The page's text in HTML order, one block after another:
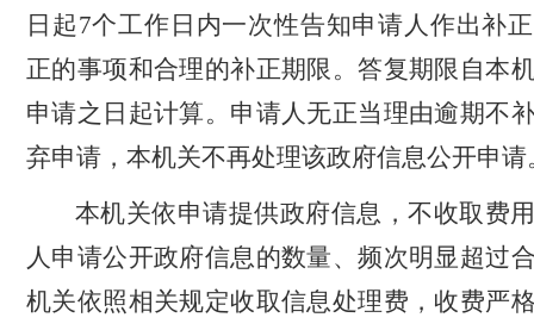
日起7个工作日内一次性告知申请人作出补
正的事项和合理的补正期限。答复期限自本
申请之日起计算。申请人无正当理由逾期不
弃申请，本机关不再处理该政府信息公开申请
本机关依申请提供政府信息，不收取费
人申请公开政府信息的数量、频次明显超过
机关依照相关规定收取信息处理费，收费严